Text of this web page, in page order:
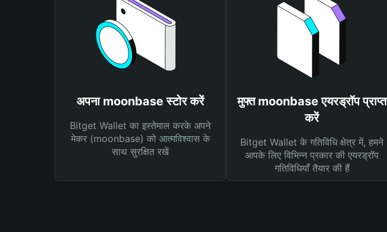
अपना moonbase स्टोर करें
Bitget Wallet का इस्तेमाल करके अपने
मेकर (moonbase) को आत्मविश्वास के
साथ सुरक्षित रखें
मुफ्त moonbase एयरड्रॉप प्राप्त
करें
Bitget Wallet के गतिविधि क्षेत्र में, हमने
आपके लिए विभिन्न प्रकार की एयरड्रॉप
गतिविधियाँ तैयार की हैं